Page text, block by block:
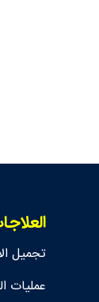
تجمیل
عمليات